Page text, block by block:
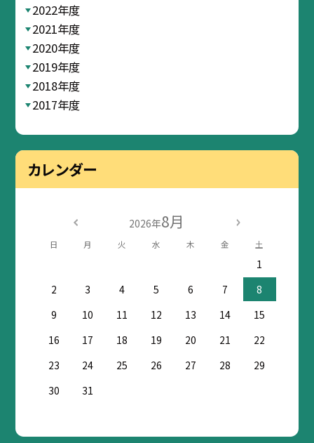
2022年度
2021年度
2020年度
2019年度
2018年度
2017年度
カレンダー
2026年8月
日 月 火 水 木 金 土
1
2
3 4 5 6 7
8
9
10 11 12 13 14
15
16
17 18 19 20 21
22
23
24 25 26 27 28
29
30
31